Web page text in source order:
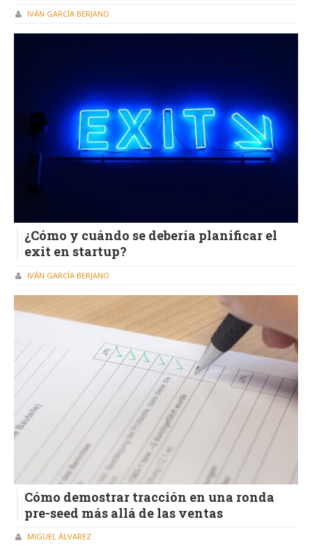
IVÁN GARCÍA BERJANO
¿Cómo y cuándo se debería planificar el
exit en startup?
IVÁN GARCÍA BERJANO
Cómo demostrar tracción en una ronda
pre-seed más allá de las ventas
MIGUEL ÁLVAREZ